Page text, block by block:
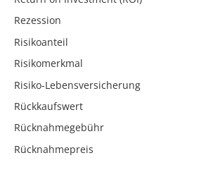
Rezession
Risikoanteil
Risikomerkmal
Risiko-Lebensversicherung
Rückkaufswert
Rücknahmegebühr
Rücknahmepreis